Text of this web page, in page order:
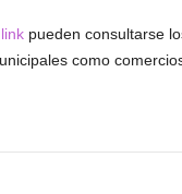
linkpueden consultarse
como